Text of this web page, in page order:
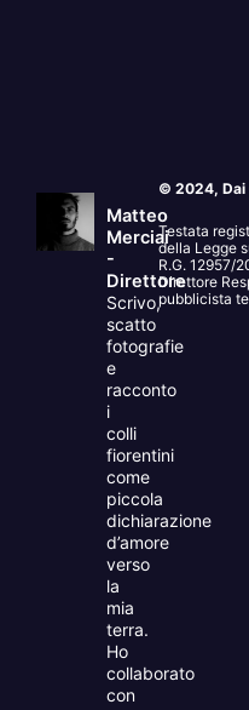
Matteo
Merciai
-
Direttore
Scrivo,
scatto
fotografie
e
racconto
i
colli
fiorentini
come
piccola
dichiarazione
d’amore
verso
la
mia
terra.
Ho
collaborato
con
© 2024, Dai
Testata
della Legge
R.G. 12957/
Direttore
pubblicista